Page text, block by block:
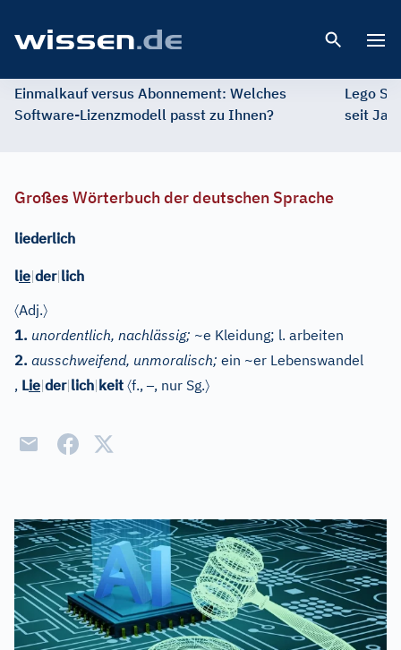
Einmalkauf versus Abonnement: Welches
Software-Lizenzmodell passt zu Ihnen?
Lego
seit
Großes Wörterbuch der deutschen Sprache
liederlich
lie|der|lich
〈Adj.〉
1. unordentlich, nachlässig; ~e Kleidung; l. arbeiten
2. ausschweifend, unmoralisch; ein ~er Lebenswandel
, Lie|der|lich|keit 〈f.,–, nur Sg.〉